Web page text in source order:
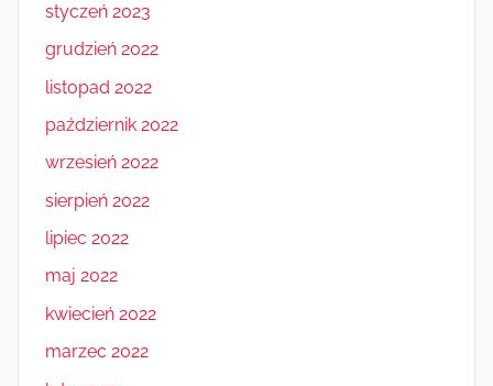
styczeń 2023
grudzień 2022
listopad 2022
październik 2022
wrzesień 2022
sierpień 2022
lipiec 2022
maj 2022
kwiecień 2022
marzec 2022